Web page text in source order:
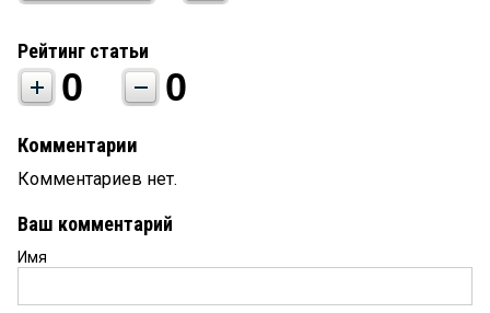
Рейтинг статьи
0 0
Комментарии
Комментариев нет.
Ваш комментарий
Имя